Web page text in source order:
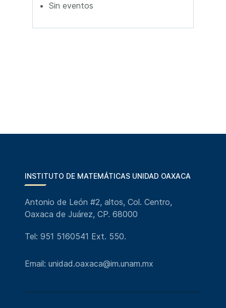
Sin eventos
INSTITUTO DE MATEMÁTICAS UNIDAD OAXACA
Antonio de León #2, altos, Col. Centro,
Oaxaca de Juárez, CP. 68000
Tel: 951 5160541 Ext. 550.
Email: unidad.oaxaca@im.unam.mx